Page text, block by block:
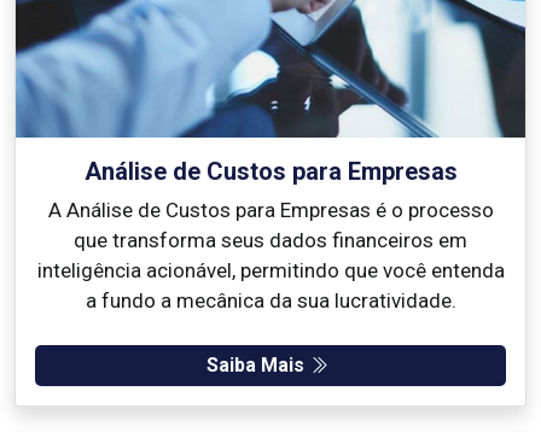
Análise de Custos para Empresas
A Análise de Custos para Empresas é o processo
que transforma seus dados financeiros em
inteligência acionável, permitindo que você entenda
a fundo a mecânica da sua lucratividade.
Saiba Mais